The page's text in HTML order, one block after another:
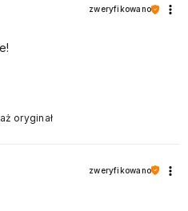
oryginał
zweryfikowano
zweryfikowano